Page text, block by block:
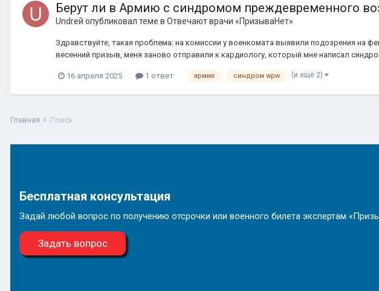
Берут ли в Армию с синдромом преждевременного
Undreй опубликовал теме в Отвечают врачи «ПризываНет»
Здравствуйте, такая проблема: на комиссии у военкомата выявили подозрения на
весенний призыв, меня заново отправили к кардиологу, который мне написал
16 апреля 2025 1 ответ армия синдром wpw (и ещё 2)
Главная Поиск
Бесплатная консультация
Задай любой вопрос по получению отсрочки или военного билета экспертам
Задать вопрос